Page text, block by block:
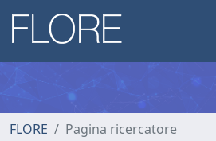
FLORE Pagina ricercatore